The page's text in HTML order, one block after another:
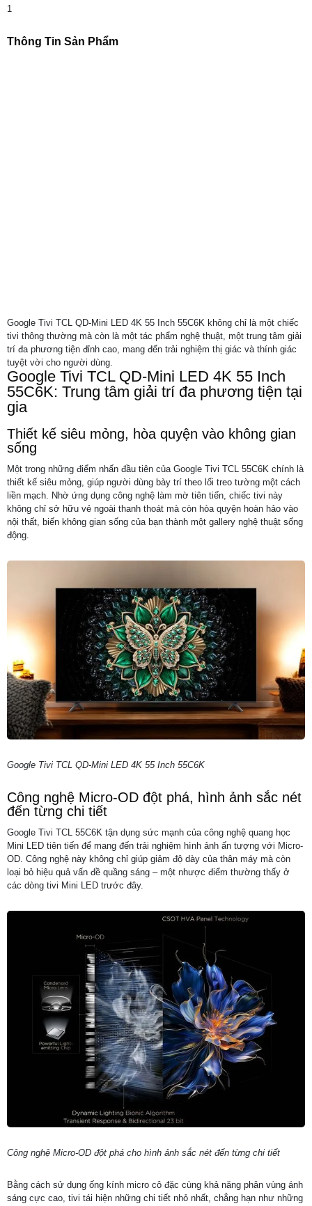
1
Thông Tin Sản Phẩm
Google Tivi TCL QD-Mini LED 4K 55 Inch 55C6K không chỉ là một chiếc
tivi thông thường mà còn là một tác phẩm nghệ thuật, một trung tâm giải
trí đa phương tiện đỉnh cao, mang đến trải nghiệm thị giác và thính giác
tuyệt vời cho người dùng.
Google Tivi TCL QD-Mini LED 4K 55 Inch
55C6K: Trung tâm giải trí đa phương tiện tại
gia
Thiết kế siêu mỏng, hòa quyện vào không gian
sống
Một trong những điểm nhấn đầu tiên của Google Tivi TCL 55C6K chính là
thiết kế siêu mỏng, giúp người dùng bày trí theo lối treo tường một cách
liền mạch. Nhờ ứng dụng công nghệ làm mờ tiên tiến, chiếc tivi này
không chỉ sở hữu vẻ ngoài thanh thoát mà còn hòa quyện hoàn hảo vào
nội thất, biến không gian sống của bạn thành một gallery nghệ thuật sống
động.
Google Tivi TCL QD-Mini LED 4K 55 Inch 55C6K
Công nghệ Micro-OD đột phá, hình ảnh sắc nét
đến từng chi tiết
Google Tivi TCL 55C6K tận dụng sức mạnh của công nghệ quang học
Mini LED tiên tiến để mang đến trải nghiệm hình ảnh ấn tượng với Micro-
OD. Công nghệ này không chỉ giúp giảm độ dày của thân máy mà còn
loại bỏ hiệu quả vấn đề quầng sáng – một nhược điểm thường thấy ở
các dòng tivi Mini LED trước đây.
Công nghệ Micro-OD đột phá cho hình ảnh sắc nét đến từng chi tiết
Bằng cách sử dụng ống kính micro cô đặc cùng khả năng phân vùng ánh
sáng cực cao, tivi tái hiện những chi tiết nhỏ nhất, chẳng hạn như những